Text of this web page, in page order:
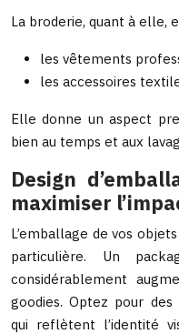
La broderie, quant à elle,
les vêtements
les accessoires
Elle donne un aspect
bien au temps et aux
Design
maximiser
L’emballage de vos
particulière. Un
considérablement
goodies. Optez pour des
qui reflètent l’identité